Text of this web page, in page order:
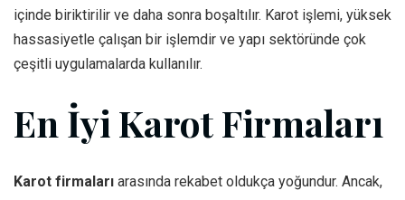
içinde biriktirilir ve daha sonra boşaltılır. Karot işlemi, yüksek
hassasiyetle çalışan bir işlemdir ve yapı sektöründe çok
çeşitli uygulamalarda kullanılır.
En İyi Karot Firmaları
Karot firmaları arasında rekabet oldukça yoğundur. Ancak,